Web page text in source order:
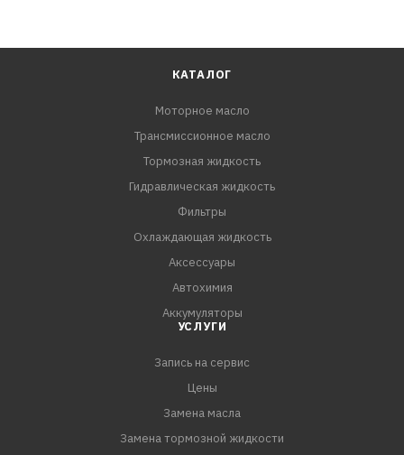
КАТАЛОГ
Моторное масло
Трансмиссионное масло
Тормозная жидкость
Гидравлическая жидкость
Фильтры
Охлаждающая жидкость
Аксессуары
Автохимия
Аккумуляторы
УСЛУГИ
Запись на сервис
Цены
Замена масла
Замена тормозной жидкости